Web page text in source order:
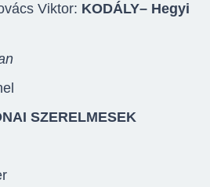
Viktor: KODÁLY– Hegyi
SZERELMESEK